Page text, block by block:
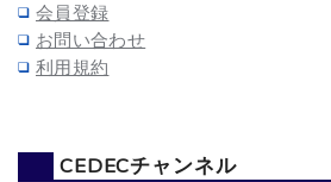
会員登録
お問い合わせ
利用規約
CEDECチャンネル